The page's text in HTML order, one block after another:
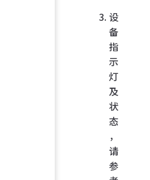
设
备
指
示
灯
及
状
态
，
请
参